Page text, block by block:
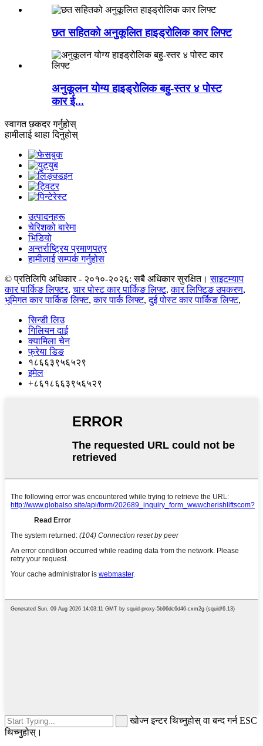
छत सहितको अनुकूलित हाइड्रोलिक कार लिफ्ट
अनुकूलन योग्य हाइड्रोलिक बहु-स्तर ४ पोस्ट
कार ई...
स्वागत छकदर गर्नुहोस्
हामीलाई थाहा दिनुहोस्
उत्पादनहरू
चेरिशको बारेमा
भिडियो
अन्तर्राष्ट्रिय प्रमाणपत्र
हामीलाई सम्पर्क गर्नुहोस
© प्रतिलिपि अधिकार - २०१०-२०२६: सबै अधिकार सुरक्षित। साइटम्याप
कार पार्किङ लिफ्टर,चार पोस्ट कार पार्किङ लिफ्ट,कार लिफ्टिङ उपकरण,
भूमिगत कार पार्किङ लिफ्ट,कार पार्क लिफ्ट,दुई पोस्ट कार पार्किङ लिफ्ट,
सिन्डी लिउ
गिलियन दाई
क्यामिला चेन
फ्रेया डिङ
१८६६३९५६५२९
इमेल
+८६१८६६३९५६५२९
खोज्न इन्टर थिच्नुहोस् वा बन्द गर्न ESC
थिच्नुहोस्।